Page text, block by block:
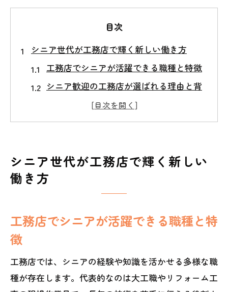
目次
シニア世代が工務店で輝く新しい働き方
工務店でシニアが活躍できる職種と特徴
シニア歓迎の工務店が選ばれる理由と背
現場経験を活かすシニア向け工務店の魅
工務店業界で注目されるシニアの再雇用
制度
工務店で生涯現役を叶えるキャリア術
秘訣
シニアが工務店で目指す生涯現役の働き
シニア世代が工務店で輝く新しい
働き方
工務店でシニアが活躍できる職種と特
徴
工務店では、シニアの経験や知識を活かせる多様な職
種が存在します。代表的なのは大工職やリフォーム工